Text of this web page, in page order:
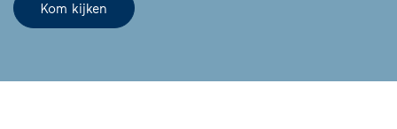
Kom kijken